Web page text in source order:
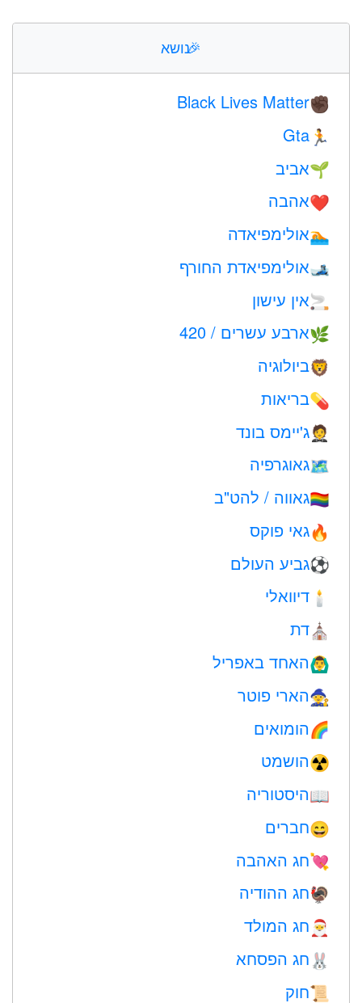
🎉נושא
✊🏿
Black Lives Matter
🏃
Gta
🌱אביב
❤️️אהבה
🏊אולימפיאדה
🎿אולימפיאדת החורף
🚬אין עישון
🌿ארבע עשרים / 420
🦁ביולוגיה
💊בריאות
🤵ג'יימס בונד
🗺גאוגרפיה
🏳️‍🌈גאווה / להט"ב
🔥גאי פוקס
⚽גביע העולם
🕯 דיוואלי
⛪️דת
🙆‍♂️האחד באפריל
🧙הארי פוטר
🌈הומואים
☢️הושמט
📖היסטוריה
😄חברים
💘חג האהבה
🦃חג ההודיה
🎅 חג המולד
🐰 חג הפסחא
📜חוק